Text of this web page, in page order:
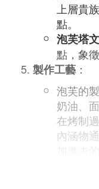
上層貴
點。
泡芙塔
點，象
製作工藝 ：
泡芙的
奶油、
在烤制
內涵物
㈡ 每天說一個